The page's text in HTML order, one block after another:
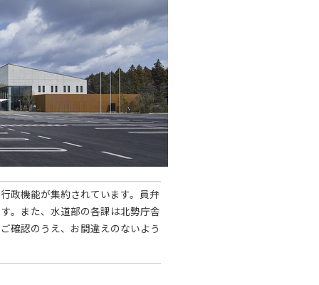
政機能が集約されています。員弁
。また、水道部の各課は北勢庁舎
確認のうえ、お間違えのないよう